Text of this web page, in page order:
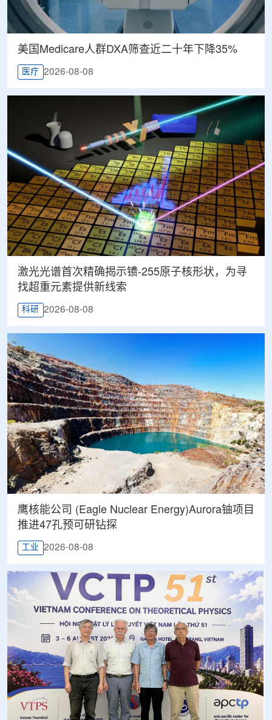
美国Medicare人群DXA筛查近二十年下降35%
医疗 2026-08-08
激光光谱首次精确揭示镄-255原子核形状，为寻
找超重元素提供新线索
科研 2026-08-08
鹰核能公司 (Eagle Nuclear Energy)Aurora铀项目
推进47孔预可研钻探
工业 2026-08-08